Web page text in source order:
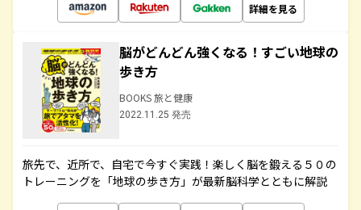
詳細を見る
脳がどんどん強くなる！すごい地球の
歩き方
BOOKS 旅と健康
2022.11.25 発売
旅先で、近所で、自宅で今すぐ実践！楽しく脳を鍛える５０の
トレーニングを「地球の歩き方」が最新脳科学とともに解説